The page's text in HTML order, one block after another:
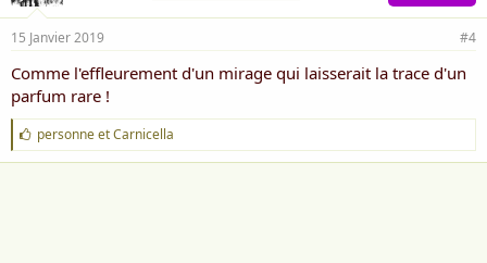
15 Janvier 2019 #4
Comme l'effleurement d'un mirage qui laisserait la trace d'un
parfum rare !
J
'
a
personneetCarnicella